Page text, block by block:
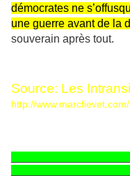
démocrates ne
une guerre avant de la
souverain après tout.
Source: Les
http://